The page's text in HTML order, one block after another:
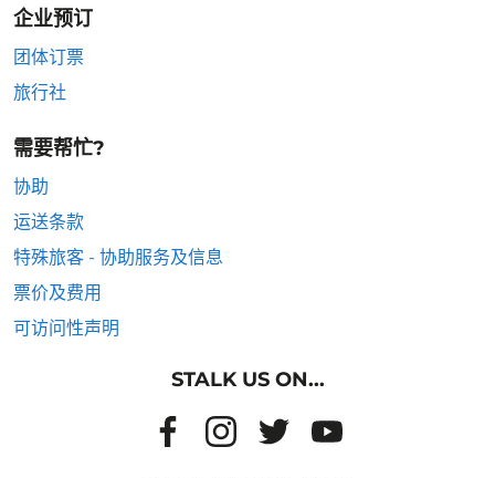
企业预订
团体订票
旅行社
需要帮忙?
协助
运送条款
特殊旅客 - 协助服务及信息
票价及费用
可访问性声明
STALK US ON...